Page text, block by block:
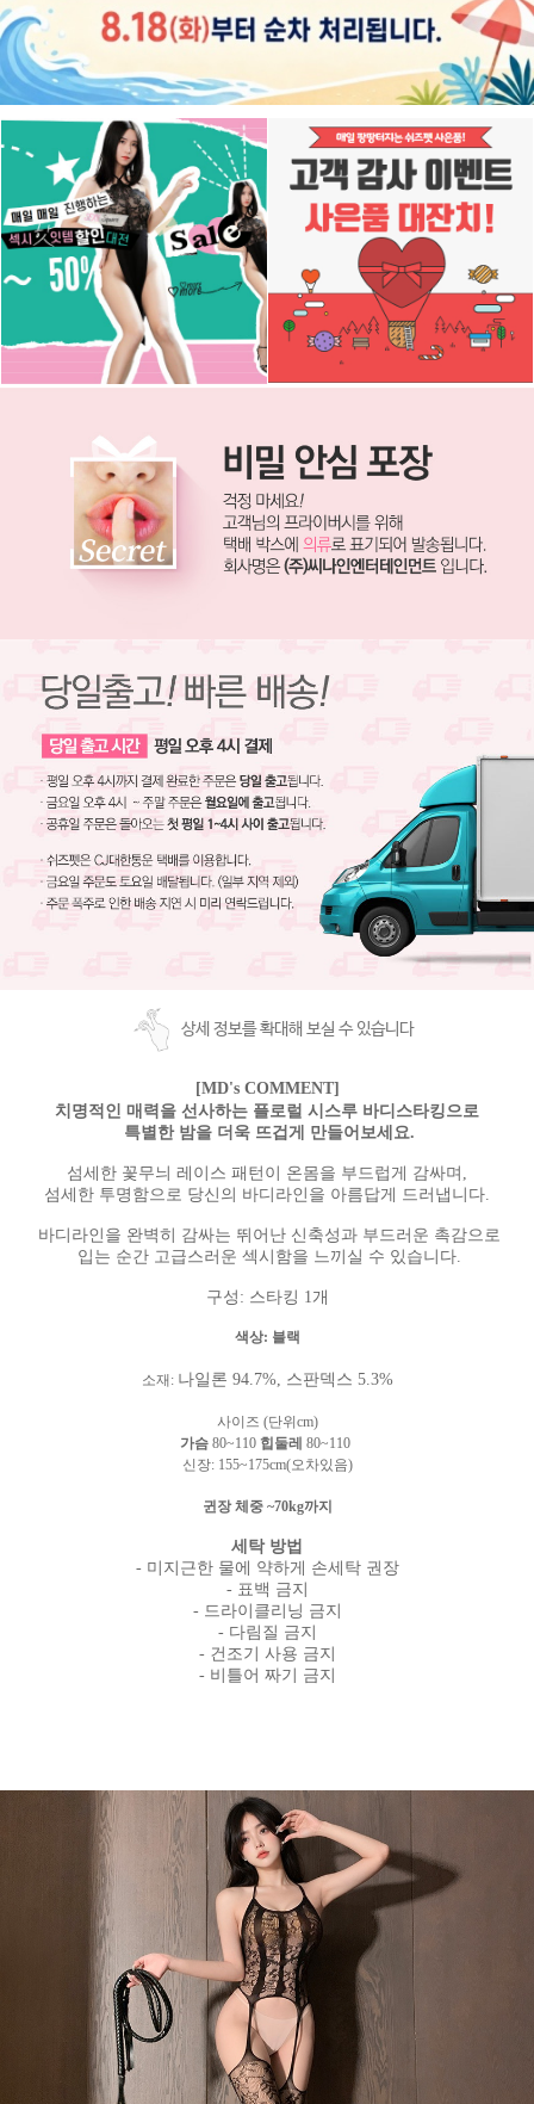
상세 정보를 확대해 보실 수 있습니다
[MD's COMMENT]
치명적인 매력을 선사하는 플로럴 시스루 바디스타킹으로
특별한 밤을 더욱 뜨겁게 만들어보세요.
섬세한 꽃무늬 레이스 패턴이 온몸을 부드럽게 감싸며,
섬세한 투명함으로 당신의 바디라인을 아름답게 드러냅니다.
바디라인을 완벽히 감싸는 뛰어난 신축성과 부드러운 촉감으로
입는 순간 고급스러운 섹시함을 느끼실 수 있습니다.
구성: 스타킹 1개
색상: 블랙
소재 : 나일론 94.7%, 스판덱스 5.3%
사이즈 (단위cm)
가슴 80~110 힙둘레 80~110
신장: 155~175cm(오차있음)
귄장 체중 ~70kg까지
세탁 방법
- 미지근한 물에 약하게 손세탁 권장
- 표백 금지
- 드라이클리닝 금지
- 다림질 금지
- 건조기 사용 금지
- 비틀어 짜기 금지